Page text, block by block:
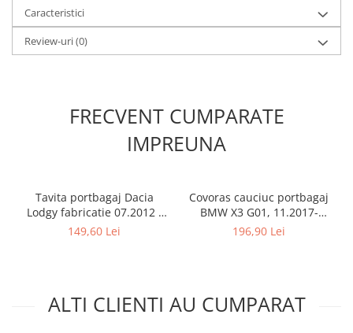
Caracteristici
Review-uri(0)
FRECVENT CUMPARATE
IMPREUNA
Tavita portbagaj Dacia
Lodgy fabricatie 07.2012 -
prezent (7 locuri)
149,60 Lei
Covoras cauciuc portbagaj
BMW X3 G01, 11.2017-
prezent, Rigum RKK Cehia
196,90 Lei
ALTI CLIENTI AU CUMPARAT